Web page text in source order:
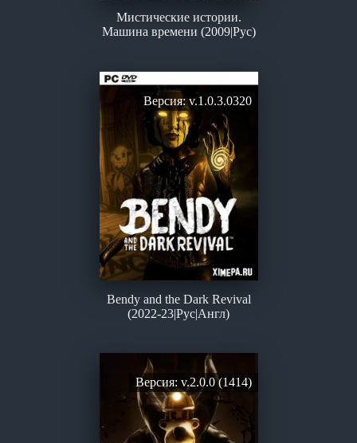
Мистические истории.
Машина времени (2009|Рус)
Bendy and the Dark Revival
(2022-23|Рус|Англ)
Версия: v.1.0.3.0320
Версия: v.2.0.0 (1414)